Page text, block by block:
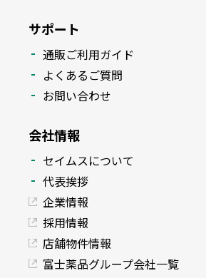
サポート
通販ご利用ガイド
よくあるご質問
お問い合わせ
会社情報
セイムスについて
代表挨拶
企業情報
採用情報
店舗物件情報
富士薬品グループ会社一覧